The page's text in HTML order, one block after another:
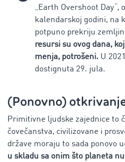
„Earth Overshoot Day“,
kalendarskoj godini, na
potpuno prekriju
resursi su ovog dana,
menja, potrošeni. U
dostignuta 29. jula.
(Ponovno)
Primitivne ljudske zajednice to
čovečanstva, civilizovane i
države moraju to sada ponovo
u skladu sa onim što planeta